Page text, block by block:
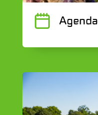
J Agenda